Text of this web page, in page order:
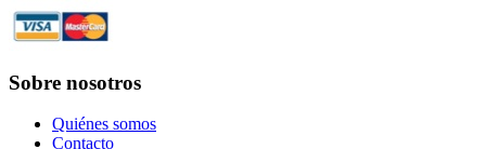
Sobre nosotros
Quiénes somos
Contacto